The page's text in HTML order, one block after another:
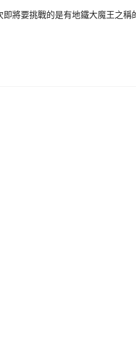
將要挑戰的是有地鐵大魔王之稱